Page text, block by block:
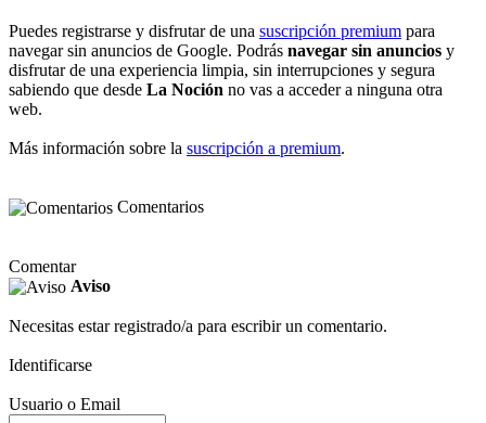
Puedes registrarse y disfrutar de una suscripción premium para
navegar sin anuncios de Google. Podrás navegar sin anuncios y
disfrutar de una experiencia limpia, sin interrupciones y segura
sabiendo que desde La Noción no vas a acceder a ninguna otra
web.
Más información sobre la suscripción a premium.
Comentarios
Comentar
Aviso
Necesitas estar registrado/a para escribir un comentario.
Identificarse
Usuario o Email